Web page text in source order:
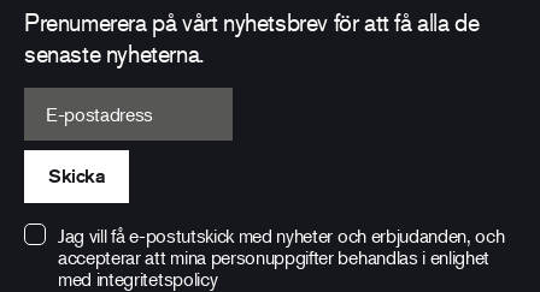
Prenumerera på vårt nyhetsbrev för att få alla de
senaste nyheterna.
E-postadress
Skicka
Jag vill få e-postutskick med nyheter och erbjudanden, och
accepterar att mina personuppgifter behandlas i enlighet
med integritetspolicy